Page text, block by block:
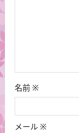
名前 ※
メール ※